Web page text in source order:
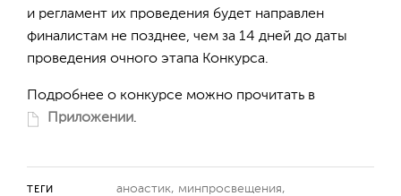
и регламент их проведения будет направлен
финалистам не позднее, чем за 14 дней до даты
проведения очного этапа Конкурса.
Подробнее о конкурсе можно прочитать в
Приложении.
ТЕГИ аноастик, минпросвещения,